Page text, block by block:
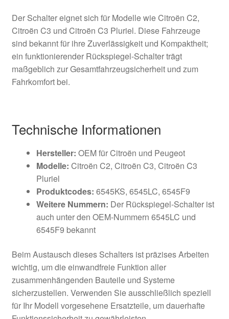
Der Schalter eignet sich für Modelle wie Citroën C2,
Citroën C3 und Citroën C3 Pluriel. Diese Fahrzeuge
sind bekannt für ihre Zuverlässigkeit und Kompaktheit;
ein funktionierender Rückspiegel-Schalter trägt
maßgeblich zur Gesamtfahrzeugsicherheit und zum
Fahrkomfort bei.
Technische Informationen
Hersteller: OEM für Citroën und Peugeot
Modelle: Citroën C2, Citroën C3, Citroën C3
Pluriel
Produktcodes: 6545KS, 6545LC, 6545F9
Weitere Nummern: Der Rückspiegel-Schalter ist
auch unter den OEM-Nummern 6545LC und
6545F9 bekannt
Beim Austausch dieses Schalters ist präzises Arbeiten
wichtig, um die einwandfreie Funktion aller
zusammenhängenden Bauteile und Systeme
sicherzustellen. Verwenden Sie ausschließlich speziell
für Ihr Modell vorgesehene Ersatzteile, um dauerhafte